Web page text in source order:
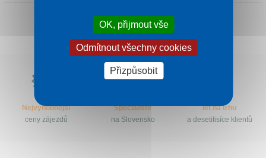
Slovensko.cz?
Nejvýhodnější
ceny zájezdů
Specialisté
na Slovensko
let na trhu
a desetitisíce klientů
OK, přijmout vše
Odmítnout všechny cookies
Přizpůsobit